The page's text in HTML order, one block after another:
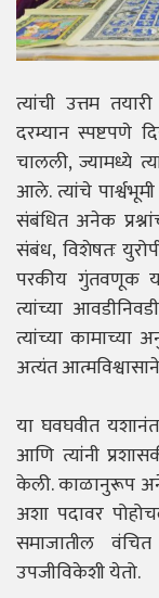
त्यांची उत्तम
दरम्यान स्पष्टपणे
चालली, ज्यामध्ये
आले. त्यांचे पार्श्वभूमी
संबंधित अनेक
संबंध, विशेषतः
परकीय गुंतवणूक
त्यांच्या
त्यांच्या कामाच्या
अत्यंत
या घवघवीत
आणि त्यांनी
केली. काळानुरूप
अशा पदावर
समाजातील
उपजीविकेशी येतो.